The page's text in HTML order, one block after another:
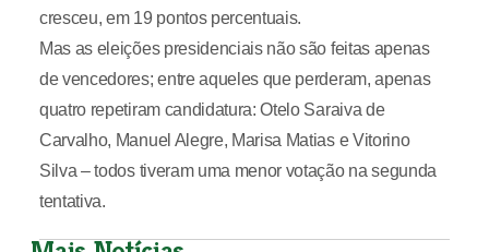
cresceu, em 19 pontos percentuais.
Mas as eleições presidenciais não são feitas apenas
de vencedores; entre aqueles que perderam, apenas
quatro repetiram candidatura: Otelo Saraiva de
Carvalho, Manuel Alegre, Marisa Matias e Vitorino
Silva – todos tiveram uma menor votação na segunda
tentativa.